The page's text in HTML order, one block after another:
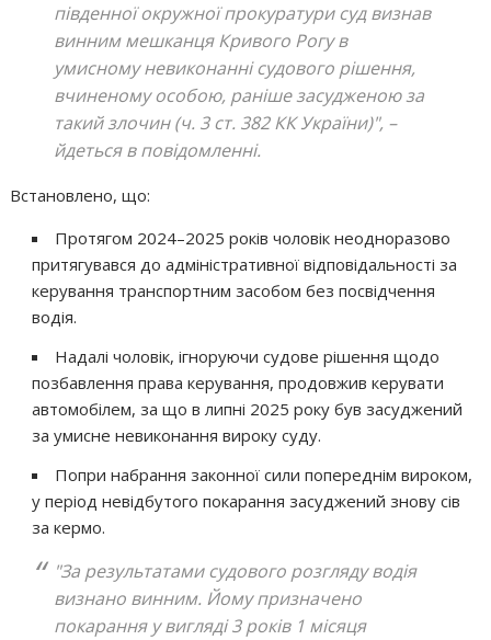
південної окружної прокуратури суд визнав
винним мешканця Кривого Рогу в
умисному невиконанні судового рішення,
вчиненому особою, раніше засудженою за
такий злочин (ч. 3 ст. 382 КК України)", –
йдеться в повідомленні.
Встановлено, що:
Протягом 2024–2025 років чоловік неодноразово
притягувався до адміністративної відповідальності за
керування транспортним засобом без посвідчення
водія.
Надалі чоловік, ігноруючи судове рішення щодо
позбавлення права керування, продовжив керувати
автомобілем, за що в липні 2025 року був засуджений
за умисне невиконання вироку суду.
Попри набрання законної сили попереднім вироком,
у період невідбутого покарання засуджений знову сів
за кермо.
"За результатами судового розгляду водія
визнано винним. Йому призначено
покарання у вигляді 3 років 1 місяця